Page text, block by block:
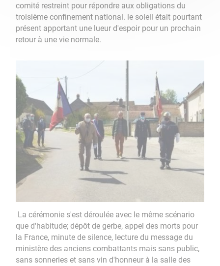
comité restreint pour répondre aux obligations du
troisième confinement national. le soleil était pourtant
présent apportant une lueur d'espoir pour un prochain
retour à une vie normale.
La cérémonie s'est déroulée avec le même scénario
que d'habitude; dépôt de gerbe, appel des morts pour
la France, minute de silence, lecture du message du
ministère des anciens combattants mais sans public,
sans sonneries et sans vin d'honneur à la salle des